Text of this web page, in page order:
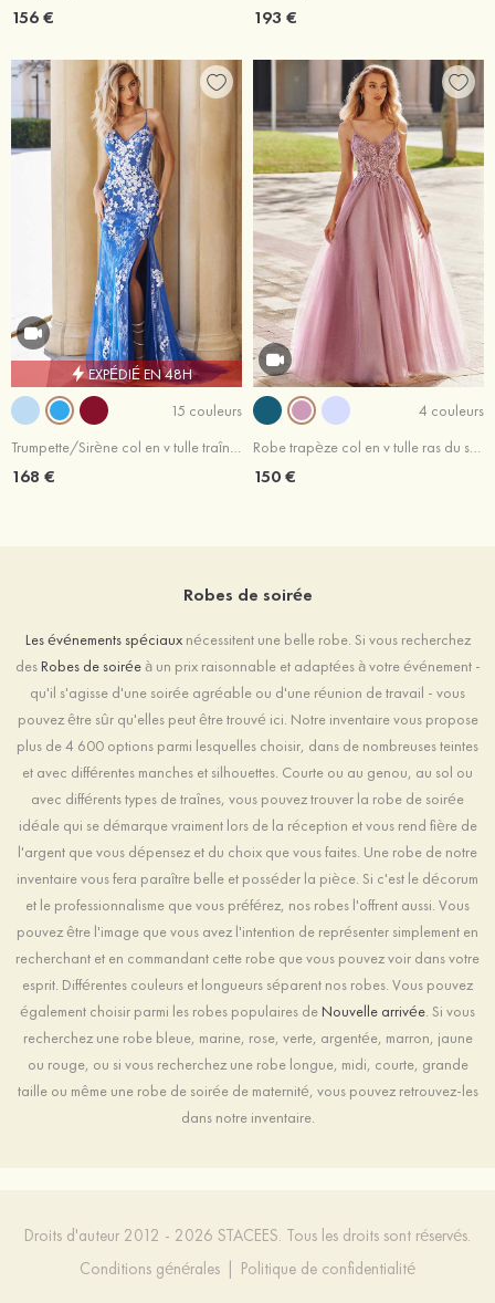
156 € 193 €
EXPÉDIÉ EN 48H
15 couleurs
Trumpette/Sirène col en v tulle traîne balayage robe de bal
168 €
4 couleurs
Robe trapèze col en v tulle ras du sol robe de bal
150 €
Robes de soirée
Les événements spéciauxnécessitent une belle robe. Si vous recherchez
des Robes de soiréeà un prix raisonnable et adaptées à votre événement -
qu'il s'agisse d'une soirée agréable ou d'une réunion de travail - vous
pouvez être sûr qu'elles peut être trouvé ici. Notre inventaire vous propose
plus de 4 600 options parmi lesquelles choisir, dans de nombreuses teintes
et avec différentes manches et silhouettes. Courte ou au genou, au sol ou
avec différents types de traînes, vous pouvez trouver la robe de soirée
idéale qui se démarque vraiment lors de la réception et vous rend fière de
l'argent que vous dépensez et du choix que vous faites. Une robe de notre
inventaire vous fera paraître belle et posséder la pièce. Si c'est le décorum
et le professionnalisme que vous préférez, nos robes l'offrent aussi. Vous
pouvez être l'image que vous avez l'intention de représenter simplement en
recherchant et en commandant cette robe que vous pouvez voir dans votre
esprit. Différentes couleurs et longueurs séparent nos robes. Vous pouvez
également choisir parmi les robes populaires de Nouvelle arrivée. Si vous
recherchez une robe bleue, marine, rose, verte, argentée, marron, jaune
ou rouge, ou si vous recherchez une robe longue, midi, courte, grande
taille ou même une robe de soirée de maternité, vous pouvez retrouvez-les
dans notre inventaire.
Droits d'auteur 2012 - 2026 STACEES. Tous les droits sont réservés.
Conditions générales
Politique de confidentialité